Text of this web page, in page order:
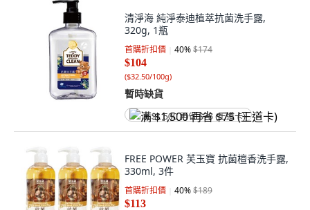
清淨海 純淨泰迪植萃抗菌洗手露,
320g, 1瓶
首購折扣價 40%$174
$104
($32.50/100g)
暫時缺貨
满 $1,500 再省 $75 (王道卡)
FREE POWER 芙玉寶 抗菌檀香洗手露,
330ml, 3件
首購折扣價 40%$189
$113